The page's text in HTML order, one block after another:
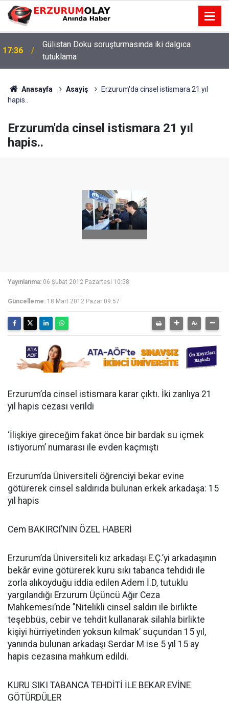
17:36
Gülistan Doku soruşturmasında iki dalgıca
tutuklama
Anasayfa Asayiş
Erzurum'da cinsel istismara 21 yıl
hapis..
Erzurum'da cinsel istismara 21 yıl
hapis..
Yayınlanma: 06 Şubat 2012 Pazartesi 10:58
Güncelleme: 18 Mart 2012 Pazar 09:57
Erzurum’da cinsel istismara karar çıktı. İki zanlıya 21
yıl hapis cezası verildi
‘İlişkiye gireceğim fakat önce bir bardak su içmek
istiyorum’ numarası ile evden kaçmıştı
Erzurum’da Üniversiteli öğrenciyi bekar evine
götürerek cinsel saldırıda bulunan erkek arkadaşa: 15
yıl hapis
Cem BAKIRCI’NIN ÖZEL HABERİ
Erzurum’da Üniversiteli kız arkadaşı E.Ç.’yi arkadaşının
bekâr evine götürerek kuru sıkı tabanca tehdidi ile
zorla alıkoyduğu iddia edilen Adem İ.D, tutuklu
yargılandığı Erzurum Üçüncü Ağır Ceza
Mahkemesi’nde ”Nitelikli cinsel saldırı ile birlikte
teşebbüs, cebir ve tehdit kullanarak silahla birlikte
kişiyi hürriyetinden yoksun kılmak’ suçundan 15 yıl,
yanında bulunan arkadaşı Serdar M ise 5 yıl 15 ay
hapis cezasına mahkum edildi.
KURU SIKI TABANCA TEHDİTİ İLE BEKAR EVİNE
GÖTÜRDÜLER